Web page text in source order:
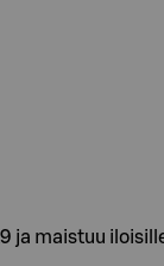
ja maistuu